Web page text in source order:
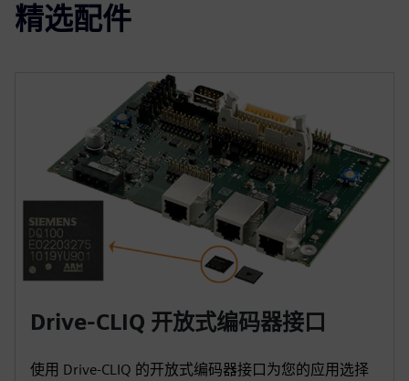
精选配件
Drive-CLIQ 开放式编码器接口
使用 Drive-CLIQ 的开放式编码器接口为您的应用选择